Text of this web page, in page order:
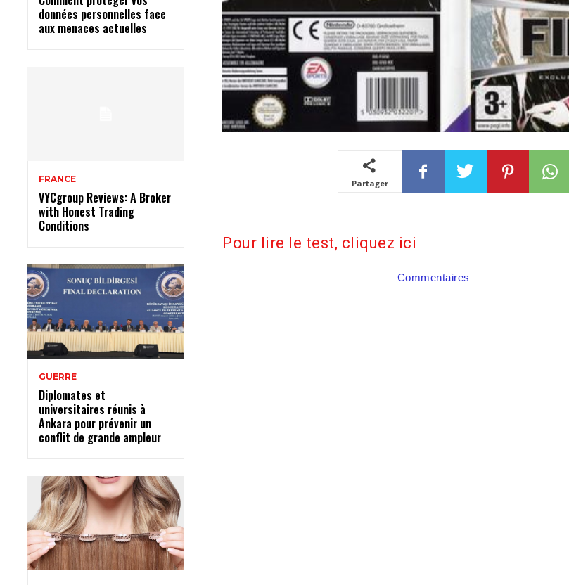
données personnelles face
aux menaces actuelles
FRANCE
VYCgroup Reviews: A Broker
with Honest Trading
Conditions
GUERRE
Diplomates et
universitaires réunis à
Ankara pour prévenir un
conflit de grande ampleur
Partager
Pour lire le test, cliquez ici
Commentaires